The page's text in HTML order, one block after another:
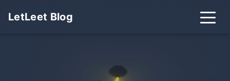
LetLeet Blog